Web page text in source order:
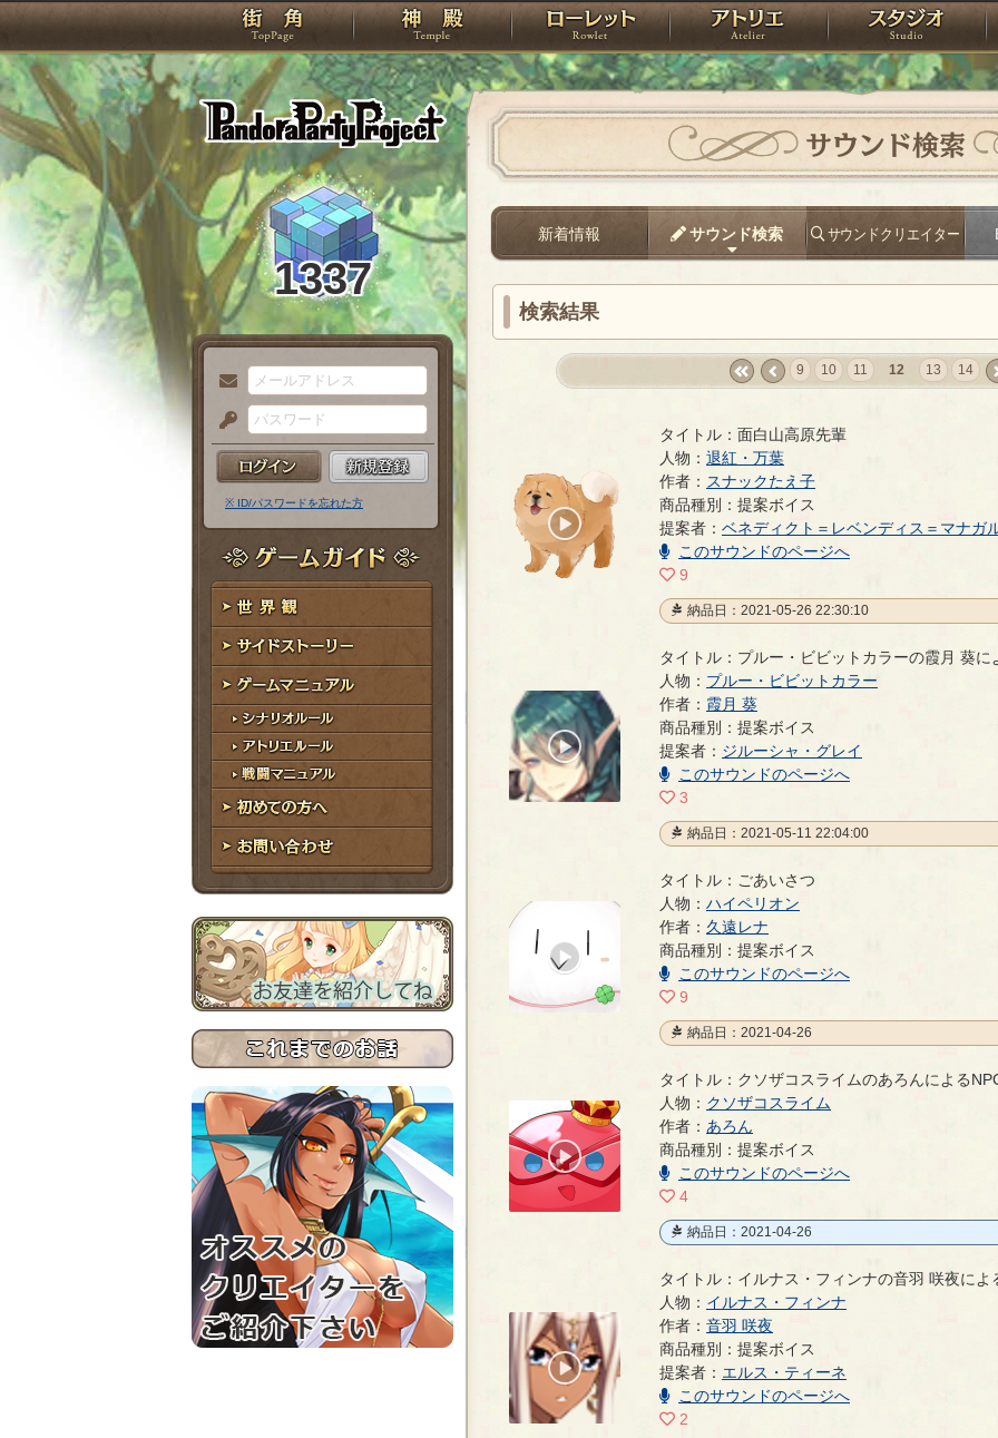
PandoraPartyProject
TOP 神殿 ローレット アトリエ
1337
メ
ー
ル
ア
ド
レ
ス
パ
ス
ー
ド
※ ID/パスワードを忘れた方
ゲームガイド
世界観
サイドストーリー
ゲームマニュアル
シナリオルール
アトリエルール
戦闘マニュアル
初めての方へ
お問い合わせ
サウンド検索
新着情報 サウンド検索 サウンドクリエイター
検索結果
9 10 11 12 13
14
面白山高原先輩 - スナックたえ子
タイトル：面白山高原先輩
人物： 退紅・万葉
作者： スナックたえ子
商品種別：提案ボイス
提案者： ベネディクト＝レベンディス＝マナガ
このサウンドのページへ
9
納品日：2021-05-26 22:30:10
プルー・ビビットカラーの霞月 葵によるNPCボイス
タイトル：プルー・ビビットカラーの霞月 葵に
人物： プルー・ビビットカラー
作者： 霞月 葵
商品種別：提案ボイス
提案者： ジルーシャ・グレイ
このサウンドのページへ
3
納品日：2021-05-11 22:04:00
ごあいさつ - 久遠レナ
タイトル：ごあいさつ
人物： ハイペリオン
作者： 久遠レナ
商品種別：提案ボイス
このサウンドのページへ
9
納品日：2021-04-26
クソザコスライムのあろんによるNPCボイス
タイトル：クソザコスライムのあろんによる
人物： クソザコスライム
作者： あろん
商品種別：提案ボイス
このサウンドのページへ
4
納品日：2021-04-26
イルナス・フィンナの音羽 咲夜によるボイス
タイトル：イルナス・フィンナの音羽 咲夜によ
人物： イルナス・フィンナ
作者： 音羽 咲夜
商品種別：提案ボイス
提案者： エルス・ティーネ
このサウンドのページへ
2